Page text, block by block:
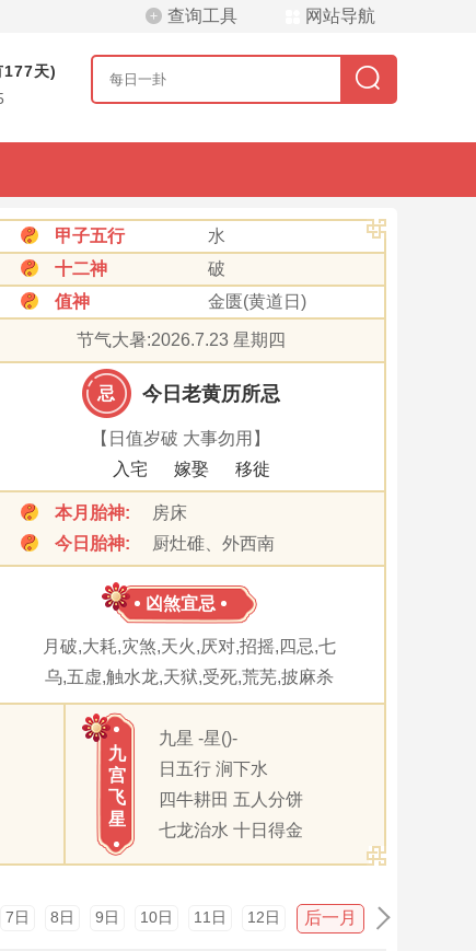
查询工具 网站导航
177天)
甲子五行
水
十二神
破
值神
金匮(黄道日)
节气大暑:2026.7.23 星期四
忌 今日老黄历所忌
【日值岁破 大事勿用】
入宅
嫁娶 移徙
本月胎神:
房床
今日胎神:
厨灶碓、外西南
凶煞宜忌
月破,大耗,灾煞,天火,厌对,招摇,四忌,七
乌,五虚,触水龙,天狱,受死,荒芜,披麻杀
九
宫
飞
星
九星 -星()-
日五行 涧下水
四牛耕田 五人分饼
七龙治水 十日得金
7日 8日 9日 10日 11日 12日 后一月